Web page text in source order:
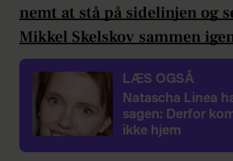
nemt at stå på sidelinjen og
Mikkel Skelskov sammen
LÆS OGSÅ
Natascha Linea
sagen: Derfor
ikke hjem